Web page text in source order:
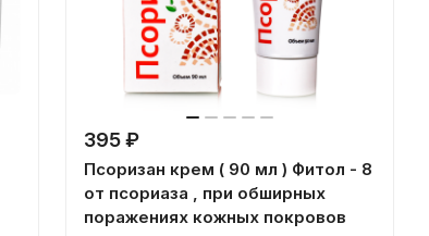
395 ₽
Псоризан крем ( 90 мл ) Фитол - 8
от псориаза , при обширных
поражениях кожных покровов